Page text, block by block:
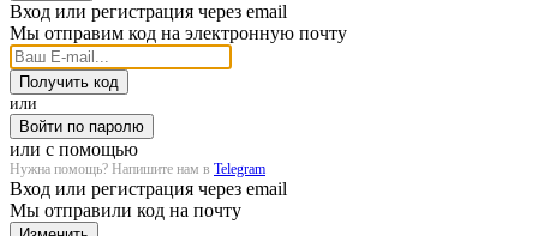
Вход или регистрация через email
Мы отправим код на электронную почту
Получить код
или
Войти по паролю
или с помощью
Нужна помощь? Напишите нам в Telegram
Вход или регистрация через email
Мы отправили код на почту